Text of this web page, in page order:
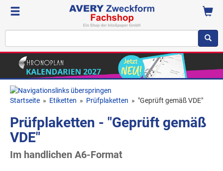
Startseite » Etiketten » Prüfplaketten » "Geprüft gemäß VDE"
Prüfplaketten - "Geprüft gemäß
VDE"
Im handlichen A6-Format